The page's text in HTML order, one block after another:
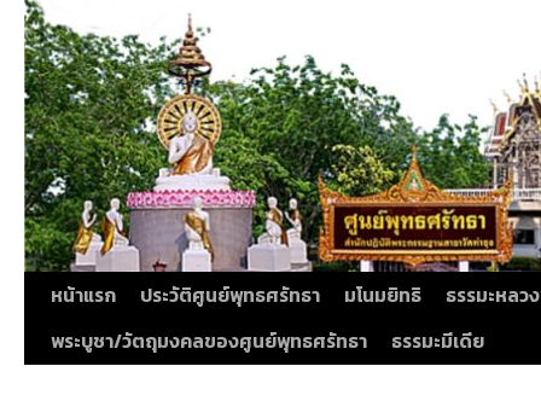
หน้าแรก ประวัติศูนย์พุทธศรัทธา มโนมยิทธิ
ธรรมะหลว
พระบูชา/วัตถุมงคลของศูนย์พุทธศรัทธา
ธรรมะมีเดีย